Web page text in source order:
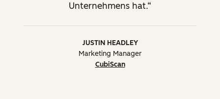
Überprüfung des technischen
Fortgeschrittene Ansätze
für die Nutzung der
Unternehmens hat.
JUSTIN HEADLEY
Marketing Manager
CubiScan